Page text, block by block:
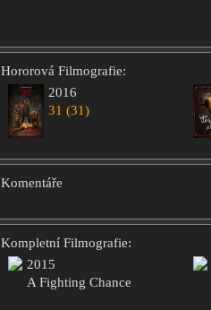
Hororová Filmografie:
2016
31 (31)
Komentáře
Kompletní Filmografie:
2015
A Fighting Chance